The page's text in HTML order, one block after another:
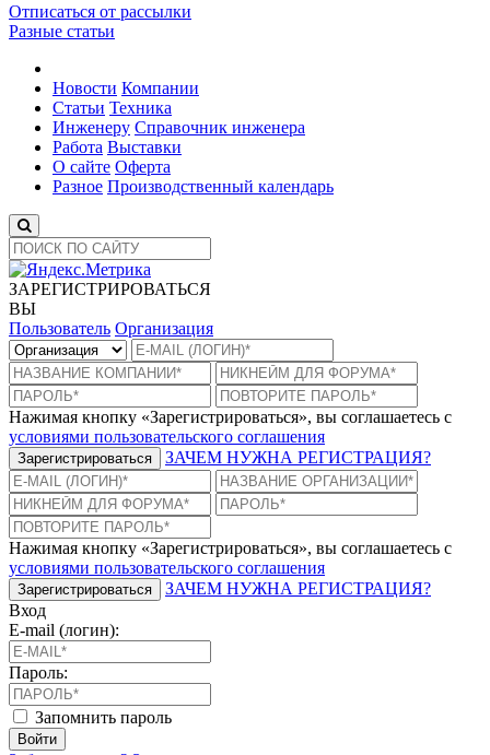
Отписаться от рассылки
Разные статьи
Новости Компании
Статьи Техника
Инженеру Справочник инженера
Работа Выставки
О сайте Оферта
Разное Производственный календарь
ЗАРЕГИСТРИРОВАТЬСЯ
ВЫ
Пользователь Организация
Нажимая кнопку «Зарегистрироваться», вы соглашаетесь с
условиями пользовательского соглашения
Зарегистрироваться ЗАЧЕМ НУЖНА РЕГИСТРАЦИЯ?
Нажимая кнопку «Зарегистрироваться», вы соглашаетесь с
условиями пользовательского соглашения
Зарегистрироваться
ЗАЧЕМ НУЖНА РЕГИСТРАЦИЯ?
Вход
E-mail (логин):
Пароль:
Запомнить пароль
Войти